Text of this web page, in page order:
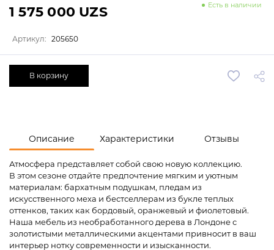
Описание Характеристики Отзывы
Атмосфера представляет собой свою новую коллекцию.
В этом сезоне отдайте предпочтение мягким и уютным
материалам: бархатным подушкам, пледам из
искусственного меха и бестселлерам из букле теплых
оттенков, таких как бордовый, оранжевый и фиолетовый.
Наша мебель из необработанного дерева в Лондоне с
золотистыми металлическими акцентами привносит в ваш
интерьер нотку современности и изысканности.
Есть в наличии
1 575 000 UZS
Артикул: 205650
В корзину